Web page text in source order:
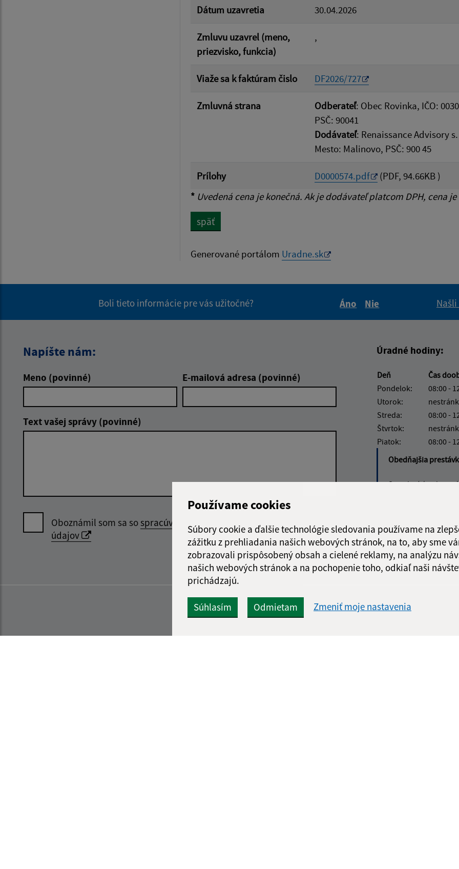
Používame cookies
Súbory cookie a ďalšie technológie sledovania používame na
zážitku z prehliadania našich webových stránok, na to, aby sme
zobrazovali prispôsobený obsah a cielené reklamy, na analýzu
našich webových stránok a na pochopenie toho, odkiaľ naši
prichádzajú.
Súhlasím Odmietam Zmeniť moje nastavenia
Dátum uzavretia 30.04.2026
Zmluvu uzavrel (meno,
priezvisko, funkcia)
,
Viaže sa k faktúram čislo DF2026/727
Zmluvná strana Odberateľ: Obec Rovinka, IČO:
PSČ: 90041
Dodávateľ: Renaissance Advisory
Mesto: Malinovo, PSČ: 900 45
Prílohy D0000574.pdf
(PDF, 94.66KB )
* Uvedená cena je konečná. Ak je dodávateľ platcom DPH, cena
späť
Generované portálom Uradne.sk
Boli tieto informácie pre vás užitočné?
Áno
Nie
Napíšte nám:
Meno (povinné) E-mailová adresa (povinné)
Text vašej správy (povinné)
Oboznámil som sa sospracúvaním osobných
údajov
správu
Úradné hodiny:
Deň Čas
Pondelok:
08:00 -
Utorok:
Streda:
08:00 -
Štvrtok:
Piatok:
08:00 -
Obedňajšia
Stavebný úrad